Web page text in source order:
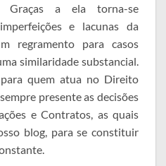
Graças a ela torna-se
e lacunas da
regramento para casos
similaridade substancial.
quem atua no Direito
presente as decisões
e Contratos, as quais
blog, para se constituir